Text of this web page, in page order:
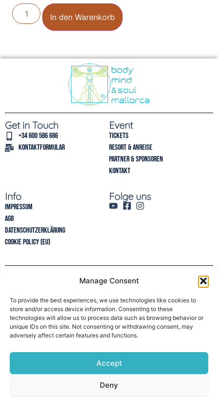
Manage Consent
To provide the best experiences, we use technologies like cookies to
store and/or access device information. Consenting to these
technologies will allow us to process data such as browsing behavior or
unique IDs on this site. Not consenting or withdrawing consent, may
adversely affect certain features and functions.
Accept
Deny
In den Warenkorb
Get in Touch
+34 600 586 686
Kontaktformular
Event
Tickets
Resort & Anreise
Partner & Sponsoren
Kontakt
Info
Impressum
AGB
Datenschutzerklärung
Cookie Policy (EU)
Folge uns